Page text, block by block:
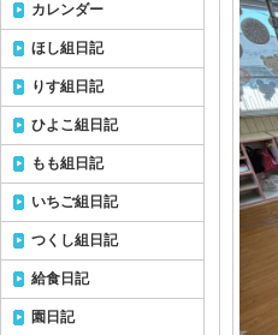
カレンダー
ほし組日記
りす組日記
ひよこ組日記
もも組日記
いちご組日記
つくし組日記
給食日記
園日記